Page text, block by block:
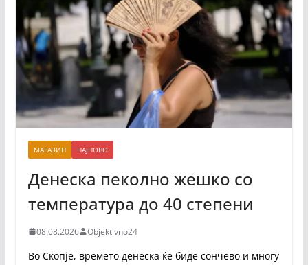
МАГАЗИН НАЈНОВО
Денеска пеколно жешко со
температура до 40 степени
08.08.2026 Objektivno24
Во Скопје, времето денеска ќе биде сончево и многу